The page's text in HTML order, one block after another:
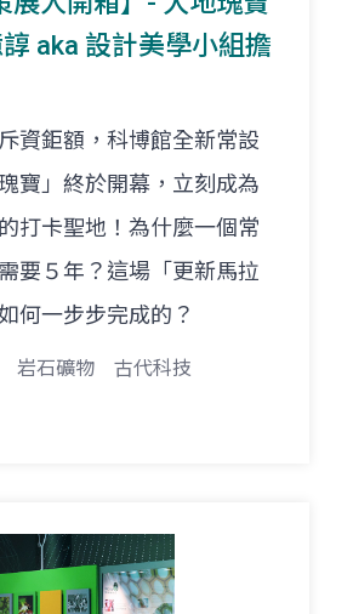
aka 設計美學小組擔
資鉅額，科博館全新常設
寶」終於開幕，立刻成為
打卡聖地！為什麼一個常
要５年？這場「更新馬拉
何一步步完成的？
岩石礦物 古代科技